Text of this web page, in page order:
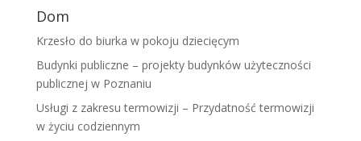
Dom
Krzesło do biurka w pokoju dziecięcym
Budynki publiczne – projekty budynków użyteczności
publicznej w Poznaniu
Usługi z zakresu termowizji – Przydatność termowizji
w życiu codziennym